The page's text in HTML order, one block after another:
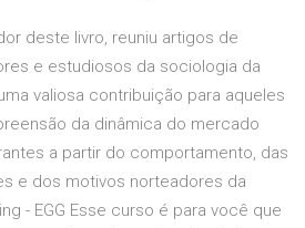
deste livro, reuniu artigos de
e estudiosos da sociologia da
valiosa contribuição para aqueles
da dinâmica do mercado
a partir do comportamento, das
e dos motivos norteadores da
- EGG Esse curso é para você que